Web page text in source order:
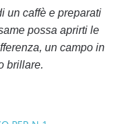
un caffè e preparati
possa aprirti le
un campo in
brillare.